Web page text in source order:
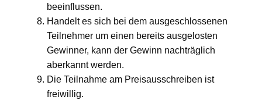
beeinflussen.
Handelt es sich bei dem ausgeschlossenen
Teilnehmer um einen bereits ausgelosten
Gewinner, kann der Gewinn nachträglich
aberkannt werden.
Die Teilnahme am Preisausschreiben ist
freiwillig.